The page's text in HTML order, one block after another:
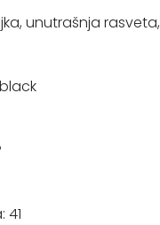
, unutrašnja rasveta,
41